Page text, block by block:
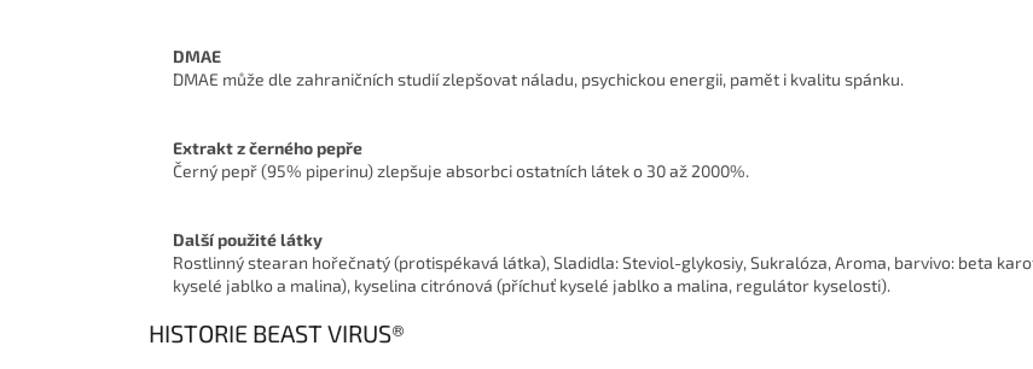
DMAE
DMAE může dle zahraničních studií zlepšovat náladu, psychickou energii, pamět i kvalitu spánku.
Extrakt z černého pepře
Černý pepř (95% piperinu) zlepšuje absorbci ostatních látek o 30 až 2000%.
Další použité látky
Rostlinný stearan hořečnatý (protispékavá látka), Sladidla: Steviol-glykosiy, Sukralóza, Aroma, barvivo: beta
kyselé jablko a malina), kyselina citrónová (příchuť kyselé jablko a malina, regulátor kyselosti).
HISTORIE BEAST VIRUS®